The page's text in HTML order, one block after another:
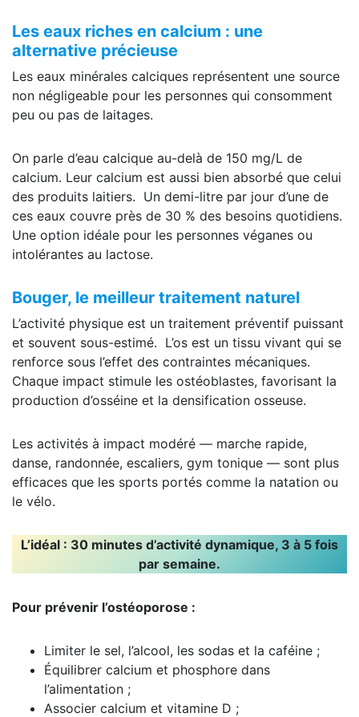
Les eaux riches en calcium : une
alternative précieuse
Les eaux minérales calciques représentent une source
non négligeable pour les personnes qui consomment
peu ou pas de laitages.
On parle d’eau calcique au-delà de 150 mg/L de
calcium. Leur calcium est aussi bien absorbé que celui
des produits laitiers. Un demi-litre par jour d’une de
ces eaux couvre près de 30 % des besoins quotidiens.
Une option idéale pour les personnes véganes ou
intolérantes au lactose.
Bouger, le meilleur traitement naturel
L’activité physique est un traitement préventif puissant
et souvent sous-estimé. L’os est un tissu vivant qui se
renforce sous l’effet des contraintes mécaniques.
Chaque impact stimule les ostéoblastes, favorisant la
production d’osséine et la densification osseuse.
Les activités à impact modéré — marche rapide,
danse, randonnée, escaliers, gym tonique — sont plus
efficaces que les sports portés comme la natation ou
le vélo.
L’idéal : 30 minutes d’activité dynamique, 3 à 5 fois
par semaine.
Pour prévenir l’ostéoporose :
Limiter le sel, l’alcool, les sodas et la caféine ;
Équilibrer calcium et phosphore dans
l’alimentation ;
Associer calcium et vitamine D ;